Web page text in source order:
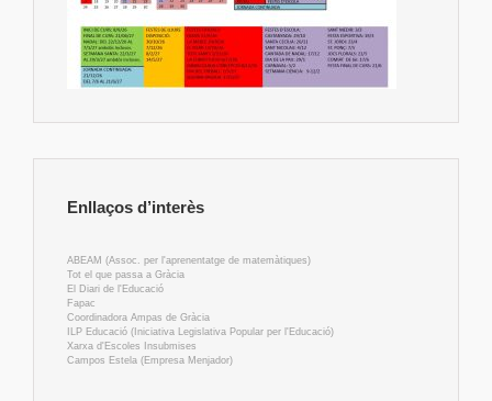
Enllaços d’interès
ABEAM (Assoc. per l'aprenentatge de matemàtiques)
Tot el que passa a Gràcia
El Diari de l'Educació
Fapac
Coordinadora Ampas de Gràcia
ILP Educació (Iniciativa Legislativa Popular per l'Educació)
Xarxa d'Escoles Insubmises
Campos Estela (Empresa Menjador)